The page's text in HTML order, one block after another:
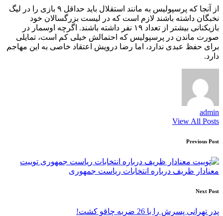
از آنجا که پرسپولیس به مانند استقلال باید حداقل ۹ بازی را در لیگ
نخبگان داشته باشند لازم است که در لیست بزرگسالان خود
بازیکنانی بیشتر از تعداد ۱۹ نفر داشته باشند. اگرچه اوسمار در
صورت ماندن در پرسپولیس که احتمالش خیلی کم است، تمایلی
برای حفظ عبدی ندارد، اما رضا درویش اعتقاد خاصی به این مهاجم
دارد.
admin
View All Posts
Post
navigation
Previous Post
توییت
معنادار ظریف درباره انتخابات ریاست جمهوری
Next Post
پدر تهرانی پسرش را با 26 ضربه چاقو کشت!